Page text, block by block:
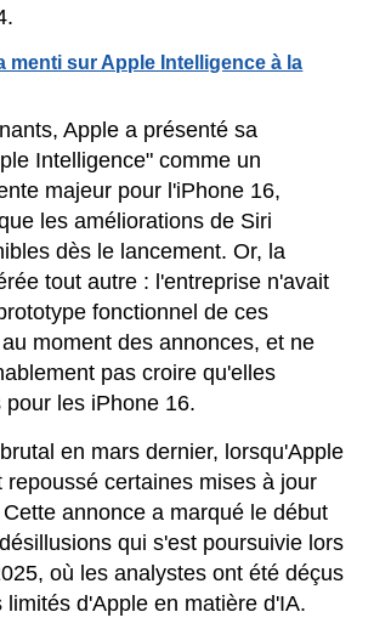
menti sur Apple Intelligence à la
Apple a présenté sa
Intelligence" comme un
majeur pour l'iPhone 16,
les améliorations de Siri
dès le lancement. Or, la
tout autre : l'entreprise n'avait
fonctionnel de ces
moment des annonces, et ne
pas croire qu'elles
les iPhone 16.
en mars dernier, lorsqu'Apple
repoussé certaines mises à jour
annonce a marqué le début
qui s'est poursuivie lors
où les analystes ont été déçus
limités d'Apple en matière d'IA.